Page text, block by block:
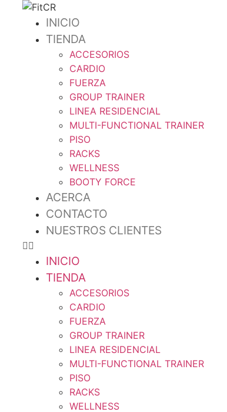
Omitir
INICIO
TIENDA
ACCESORIOS
CARDIO
FUERZA
GROUP TRAINER
LINEA RESIDENCIAL
MULTI-FUNCTIONAL TRAINER
PISO
RACKS
WELLNESS
BOOTY FORCE
ACERCA
CONTACTO
NUESTROS CLIENTES
INICIO
TIENDA
ACCESORIOS
CARDIO
FUERZA
GROUP TRAINER
LINEA RESIDENCIAL
MULTI-FUNCTIONAL TRAINER
PISO
RACKS
WELLNESS